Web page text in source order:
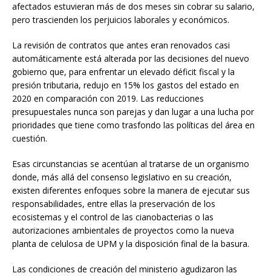
afectados estuvieran más de dos meses sin cobrar su salario,
pero trascienden los perjuicios laborales y económicos.
La revisión de contratos que antes eran renovados casi
automáticamente está alterada por las decisiones del nuevo
gobierno que, para enfrentar un elevado déficit fiscal y la
presión tributaria, redujo en 15% los gastos del estado en
2020 en comparación con 2019. Las reducciones
presupuestales nunca son parejas y dan lugar a una lucha por
prioridades que tiene como trasfondo las políticas del área en
cuestión.
Esas circunstancias se acentúan al tratarse de un organismo
donde, más allá del consenso legislativo en su creación,
existen diferentes enfoques sobre la manera de ejecutar sus
responsabilidades, entre ellas la preservación de los
ecosistemas y el control de las cianobacterias o las
autorizaciones ambientales de proyectos como la nueva
planta de celulosa de UPM y la disposición final de la basura.
Las condiciones de creación del ministerio agudizaron las